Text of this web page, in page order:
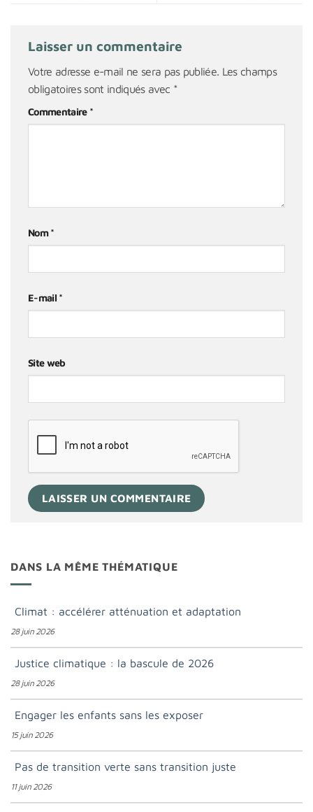
Laisser un commentaire
Votre adresse e-mail ne sera pas publiée. Les champs
obligatoires sont indiqués avec *
Commentaire *
Nom*
E-mail *
Site web
DANS LA MÊME THÉMATIQUE
Climat : accélérer atténuation et adaptation
28 juin 2026
Justice climatique : la bascule de 2026
28 juin 2026
Engager les enfants sans les exposer
15 juin 2026
Pas de transition verte sans transition juste
11 juin 2026